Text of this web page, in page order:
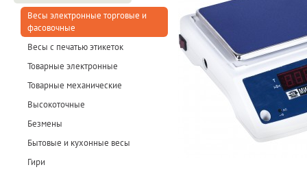
Весы электронные торговые и
фасовочные
Весы с печатью этикеток
Товарные электронные
Товарные механические
Высокоточные
Безмены
Бытовые и кухонные весы
Гири